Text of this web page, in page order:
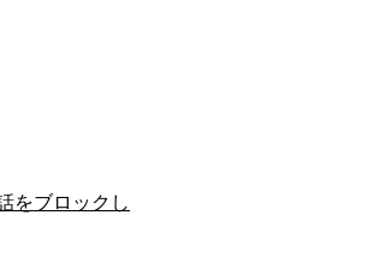
をブロックし